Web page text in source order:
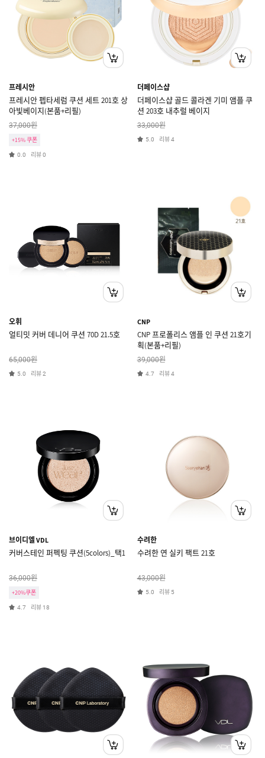
프레시안
프레시안 펩타세럼 쿠션 세트 201호 상
아빛베이지(본품+리필)
37,000원
+15% 쿠폰
0.0 리뷰0
더페이스샵
더페이스샵 골드 콜라겐 기미 앰플 쿠
션 203호 내추럴 베이지
33,000원
5.0 리뷰4
오휘
얼티밋 커버 데니어 쿠션 70D 21.5호
65,000원
5.0 리뷰2
CNP
CNP 프로폴리스 앰플 인 쿠션 21호기
획(본품+리필)
39,000원
4.7 리뷰4
브이디엘 VDL
커버스테인 퍼펙팅 쿠션(5colors)_택1
36,000원
+20%쿠폰
4.7 리뷰 18
수려한
수려한 연 실키 팩트 21호
43,000원
5.0 리뷰 5